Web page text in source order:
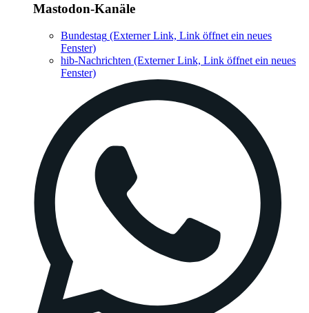
Mastodon-Kanäle
Bundestag (Externer Link, Link öffnet ein neues
Fenster)
hib-Nachrichten (Externer Link, Link öffnet ein neues
Fenster)